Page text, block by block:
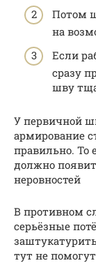
Потом
на
Если
сразу
шву
У первичной
армирование
правильно. То
должно
неровностей
В противном
серьёзные
тут не